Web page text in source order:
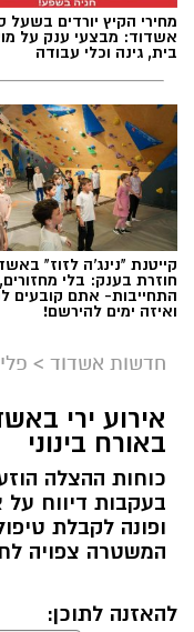
מחירי הקיץ יורדים בשעל
אשדוד: מבצעי ענק על
בית, גינה וכלי עבודה
קייטנת "נינג'ה לזוז"
חוזרת בענק: בלי
התחייבות- אתם קובעים
ואיזה ימים להירשם!
חדשות אשדוד >
באורח בינוני
כוחות ההצלה
ופונה לקבלת
המשטרה צפויה
להאזנה לתוכן: